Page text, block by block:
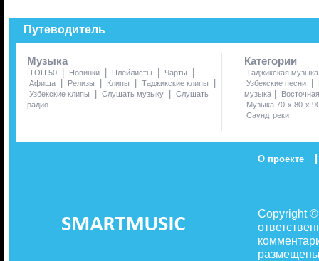
Путеводитель
Музыка
ТОП 50 | Новинки | Плейлисты | Чарты |
Афиша | Релизы | Клипы | Таджикские клипы |
Узбекские клипы | Слушать музыку | Слушать
радио
Категории
Таджикская музыка
Узбекские песни
|
музыка |
Музыка 70-х 80-х
Саундтреки
О проекте |
Copyright
размещены